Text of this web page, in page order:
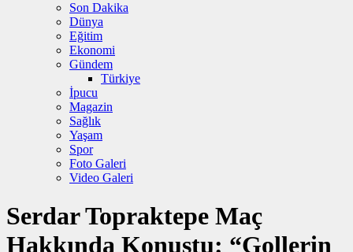
Son Dakika
Dünya
Eğitim
Ekonomi
Gündem
Türkiye
İpucu
Magazin
Sağlık
Yaşam
Spor
Foto Galeri
Video Galeri
Serdar Topraktepe Maç
Hakkında Konuştu: “Gollerin